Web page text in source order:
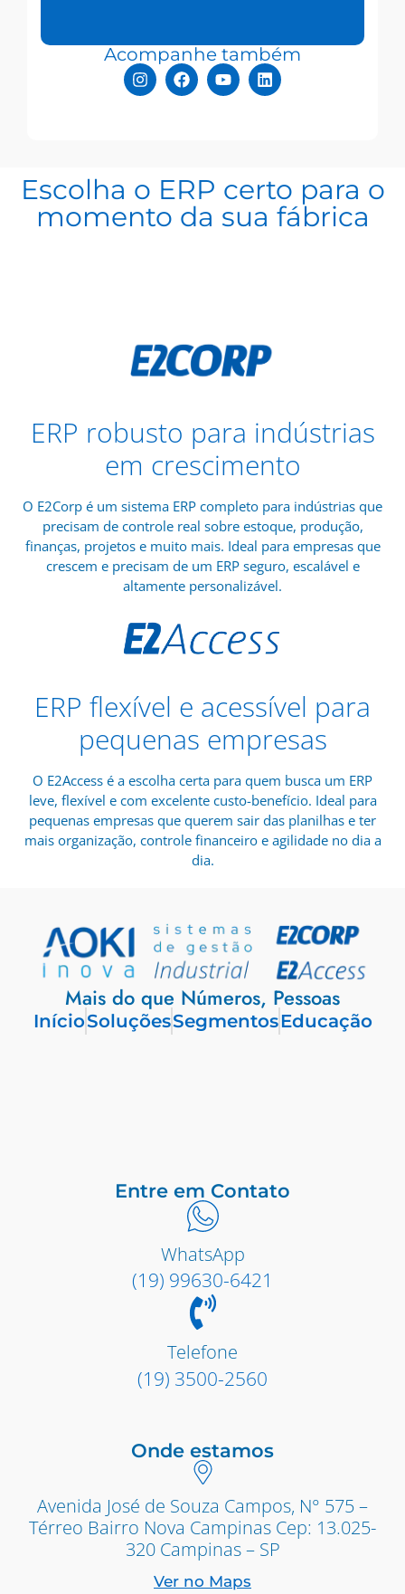
Acompanhe também
Escolha o ERP certo para o
momento da sua fábrica
ERP robusto para indústrias
em crescimento
O E2Corp é um sistema ERP completo para indústrias que
precisam de controle real sobre estoque, produção,
finanças, projetos e muito mais. Ideal para empresas que
crescem e precisam de um ERP seguro, escalável e
altamente personalizável.
ERP flexível e acessível para
pequenas empresas
O E2Access é a escolha certa para quem busca um ERP
leve, flexível e com excelente custo-benefício. Ideal para
pequenas empresas que querem sair das planilhas e ter
mais organização, controle financeiro e agilidade no dia a
dia.
Mais do que Números, Pessoas
InícioSoluçõesSegmentosEducação
Entre em Contato
WhatsApp
(19) 99630-6421
Telefone
(19) 3500-2560
Onde estamos
Avenida José de Souza Campos, N° 575 –
Térreo Bairro Nova Campinas Cep: 13.025-
320 Campinas – SP
Ver no Maps